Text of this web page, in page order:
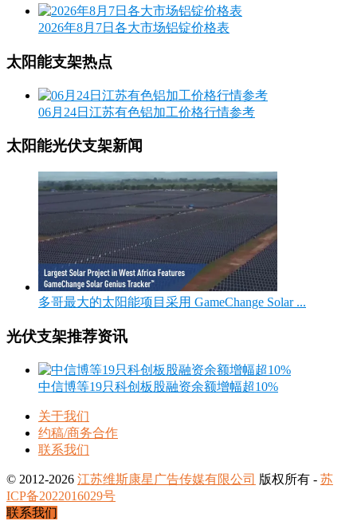
2026年8月7日各大市场铝锭价格表
太阳能支架热点
06月24日江苏有色铝加工价格行情参考
太阳能光伏支架新闻
多哥最大的太阳能项目采用 GameChange Solar ...
光伏支架推荐资讯
中信博等19只科创板股融资余额增幅超10%
关于我们
约稿/商务合作
联系我们
© 2012-2026 江苏维斯康星广告传媒有限公司 版权所有 - 苏
ICP备2022016029号
联系我们